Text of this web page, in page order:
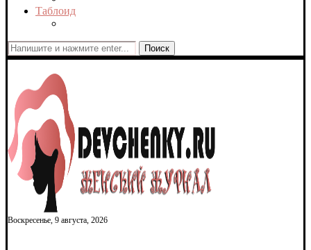
Таблоид
Поиск
Воскресенье, 9 августа, 2026